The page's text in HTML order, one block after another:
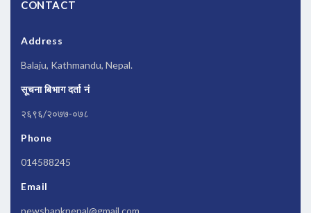
CONTACT
Address
Balaju, Kathmandu, Nepal.
सूचना बिभाग दर्ता नं
२६९६/२०७७-०७८
Phone
014588245
Email
newsbanknepal@gmail.com